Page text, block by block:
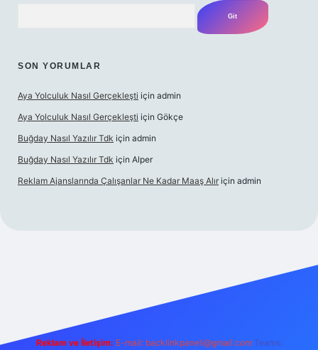
SON YORUMLAR
Aya Yolculuk Nasıl Gerçekleşti için admin
Aya Yolculuk Nasıl Gerçekleşti için Gökçe
Buğday Nasıl Yazılır Tdk için admin
Buğday Nasıl Yazılır Tdk için Alper
Reklam Ajanslarında Çalışanlar Ne Kadar Maaş Alır için admin
Reklam ve İletişim: E-mail: backlinkpaneli@gmail.com Teams: